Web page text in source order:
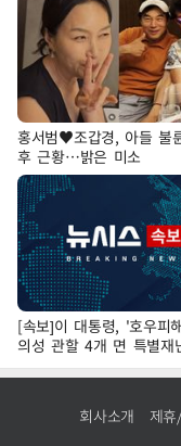
홍서범♥조갑경, 아들 불
후 근황…밝은 미소
[속보]이 대통령, '호우피
의성 관할 4개 면 특별재
선포
회사소개 제